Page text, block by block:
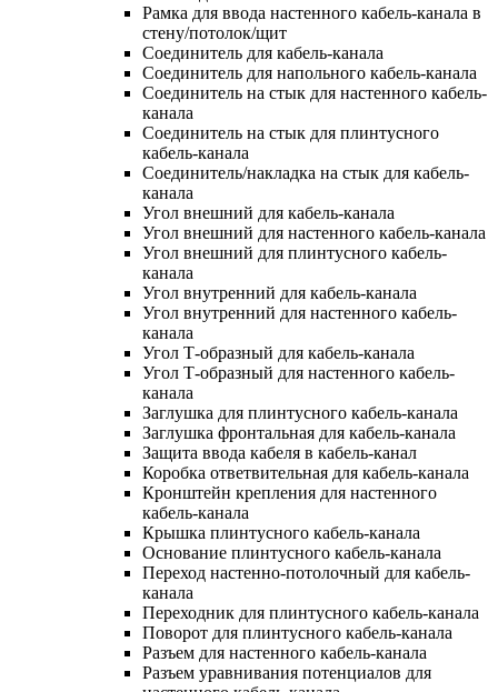
Рамка для ввода настенного кабель-канала в
стену/потолок/щит
Соединитель для кабель-канала
Соединитель для напольного кабель-канала
Соединитель на стык для настенного кабель-
канала
Соединитель на стык для плинтусного
кабель-канала
Соединитель/накладка на стык для кабель-
канала
Угол внешний для кабель-канала
Угол внешний для настенного кабель-канала
Угол внешний для плинтусного кабель-
канала
Угол внутренний для кабель-канала
Угол внутренний для настенного кабель-
канала
Угол Т-образный для кабель-канала
Угол Т-образный для настенного кабель-
канала
Заглушка для плинтусного кабель-канала
Заглушка фронтальная для кабель-канала
Защита ввода кабеля в кабель-канал
Коробка ответвительная для кабель-канала
Кронштейн крепления для настенного
кабель-канала
Крышка плинтусного кабель-канала
Основание плинтусного кабель-канала
Переход настенно-потолочный для кабель-
канала
Переходник для плинтусного кабель-канала
Поворот для плинтусного кабель-канала
Разъем для настенного кабель-канала
Разъем уравнивания потенциалов для